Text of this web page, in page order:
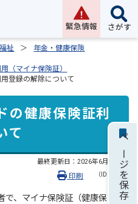
緊急情報 さがす
祉
年金・健康保険
（マイナ保険証）
登録の解除について
の健康保険証利
て
最終更新日： 2026年6月22日
（ID:2421）
印刷
、マイナ保険証（健康保険証ページを保存